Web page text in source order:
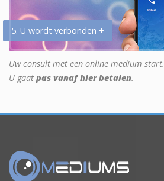
5. U wordt verbonden +
Uw consult met een online medium start.
U gaat pas vanaf hier betalen.